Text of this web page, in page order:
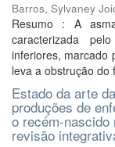
Barros, Sylvaney
Resumo : A
caracterizada
inferiores, marcado
leva a obstrução do
Estado da arte
produções de
o recém-nascido
revisão